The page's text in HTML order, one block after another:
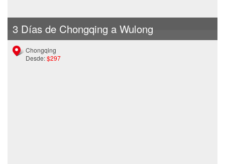
3 Días de Chongqing a Wulong
Chongqing
Desde:$297